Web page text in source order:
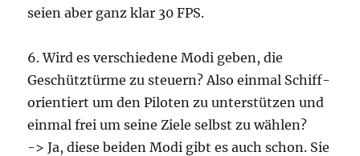
seien aber ganz klar 30 FPS.
6. Wird es verschiedene Modi geben, die
Geschütztürme zu steuern? Also einmal Schiff-
orientiert um den Piloten zu unterstützen und
einmal frei um seine Ziele selbst zu wählen?
-> Ja, diese beiden Modi gibt es auch schon. Sie